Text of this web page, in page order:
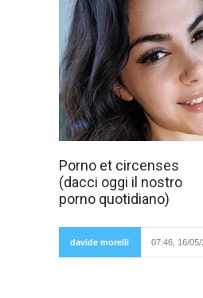
Porno et circenses
(dacci oggi il nostro
porno quotidiano)
davide morelli 07:46, 16/05/